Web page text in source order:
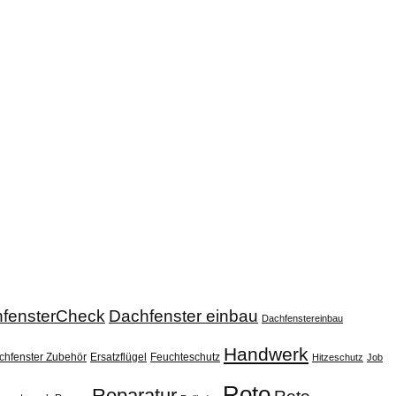
Dachfenster einbau Dachfenstereinbau
Zubehör Ersatzflügel Feuchteschutz Handwerk Hitzeschutz Job